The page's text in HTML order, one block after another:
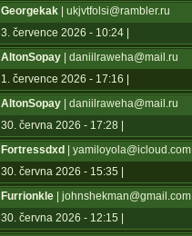
Georgekak | ukjvtfolsi@rambler.ru
3. července 2026 - 10:24 |
AltonSopay | daniilraweha@mail.ru
1. července 2026 - 17:16 |
AltonSopay | daniilraweha@mail.ru
30. června 2026 - 17:28 |
Fortressdxd | yamiloyola@icloud.com
30. června 2026 - 15:35 |
Furrionkle | johnshekman@gmail.com
30. června 2026 - 12:15 |